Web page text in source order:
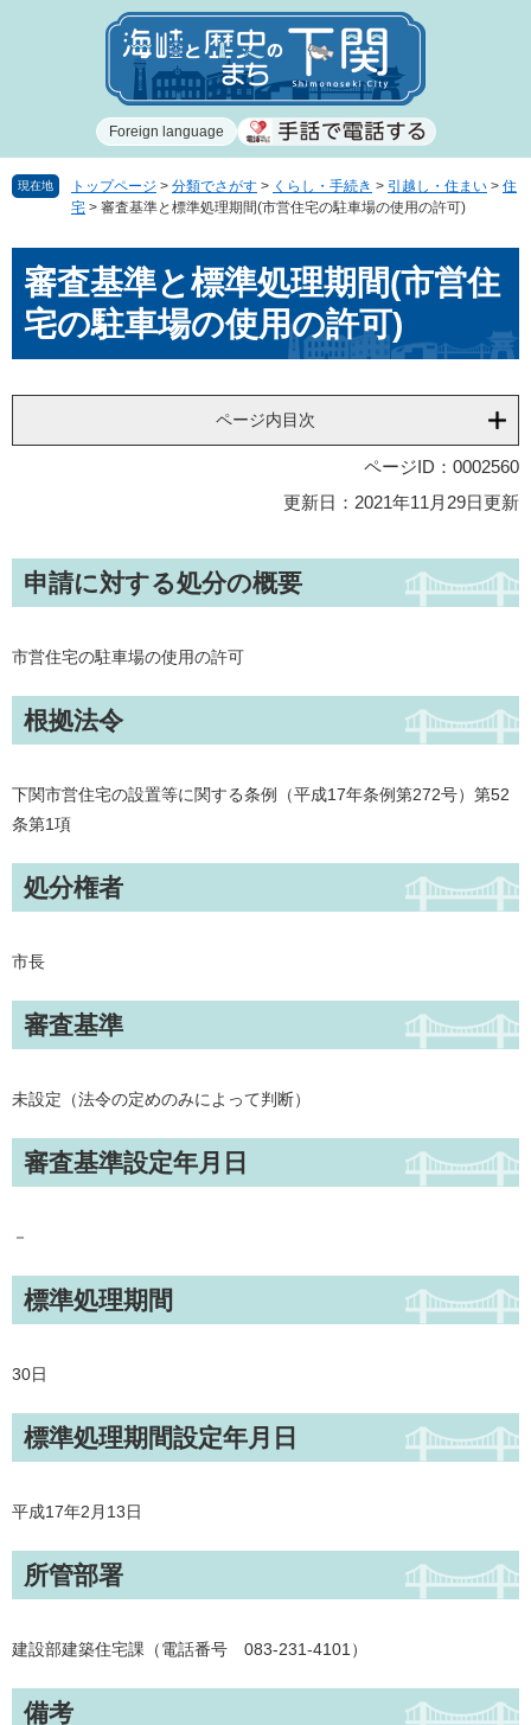
で
ば
Foreign language
現在地 トップページ > 分類でさがす > くらし・手続き > 引越し・住まい > 住
宅 > 審査基準と標準処理期間(市営住宅の駐車場の使用の許可)
文審査基準と標準処理期間(市営住
宅の駐車場の使用の許可)
ページ内目次
ページID：0002560
更新日：2021年11月29日更新
申請に対する処分の概要
市営住宅の駐車場の使用の許可
根拠法令
下関市営住宅の設置等に関する条例（平成17年条例第272号）第52
条第1項
処分権者
市長
審査基準
未設定（法令の定めのみによって判断）
審査基準設定年月日
－
標準処理期間
30日
標準処理期間設定年月日
平成17年2月13日
所管部署
建設部建築住宅課（電話番号 083-231-4101）
備考